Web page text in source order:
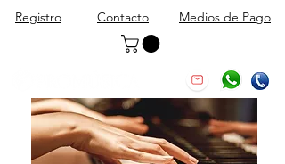
Registro Contacto Medios de Pago